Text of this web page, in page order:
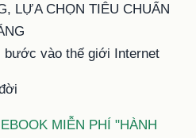
LỰA CHỌN TIÊU CHUẨN
MIỄN PHÍ "HÀNH